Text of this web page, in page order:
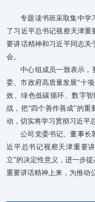
专题读书班采取集中学
了习近平总书记视察天津
要讲话精神和习近平同志关
会。
中心组成员一致表示，
委、市政府高质量发展“十
效、绿色低碳循环、数字
战，把“四个善作善成”的
动，切实将学习贯彻习近平
公司党委书记、董事长
近平总书记视察天津重要
立”的决定性意义，进一步
重要讲话精神上来，为推动